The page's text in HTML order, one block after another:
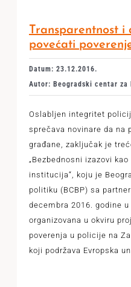
Transparentnost i
povećati
Datum: 23.12.2016.
Autor: Beogradski centar za
Oslabljen integritet
sprečava novinare da na
građane, zaključak je
„Bezbednosni izazovi
institucija“, koju je
politiku (BCBP) sa
decembra 2016. godine
organizovana u okviru
poverenja u policije na
koji podržava Evropska